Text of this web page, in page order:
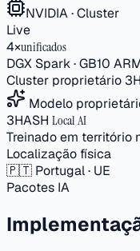
NVIDIA · Cluster
Live
4×unificados
DGX Spark · GB10
Cluster proprietário
Modelo
3HASH Local AI
Treinado em território
Localização física
🇵🇹 Portugal · UE
Pacotes IA